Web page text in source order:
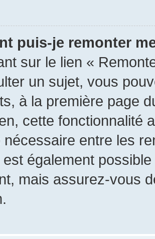
puis-je remonter
sur le lien «
un sujet, vous
à la première page
cette fonctionnalité
nécessaire entre les
est également
mais assurez-vous